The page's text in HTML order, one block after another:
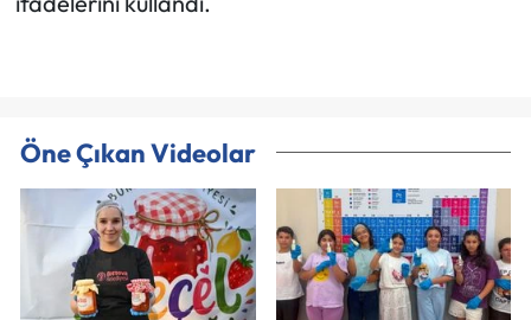
Öne Çıkan Videolar